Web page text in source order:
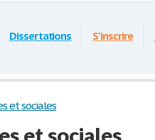
Dissertations S'inscrire
et sociales
et sociales